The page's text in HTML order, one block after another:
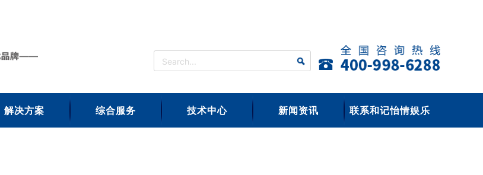
解决方案 综合服务 技术中心 新闻资讯 联系和记怡情娱乐